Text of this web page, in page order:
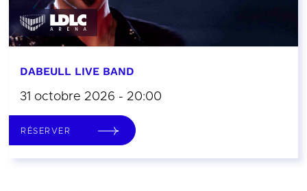
DABEULL LIVE BAND
31 octobre 2026 - 20:00
RÉSERVER